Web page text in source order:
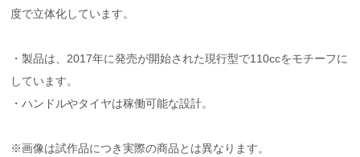
度で立体化しています。
・製品は、2017年に発売が開始された現行型で110ccをモチーフに
しています。
・ハンドルやタイヤは稼働可能な設計。
※画像は試作品につき実際の商品とは異なります。